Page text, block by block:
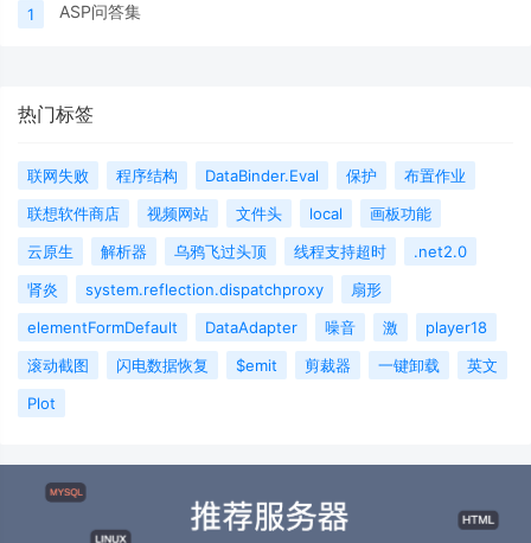
1 ASP问答集
热门标签
联网失败 程序结构 DataBinder.Eval 保护
布置作业
联想软件商店
视频网站 文件头 local
画板功能
云原生
解析器 乌鸦飞过头顶 线程支持超时
.net2.0
肾炎
system.reflection.dispatchproxy
扇形
elementFormDefault
DataAdapter 噪音 激
player18
滚动截图
闪电数据恢复 $emit 剪裁器 一键卸载
英文
Plot